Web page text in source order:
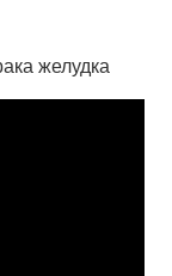
желудка